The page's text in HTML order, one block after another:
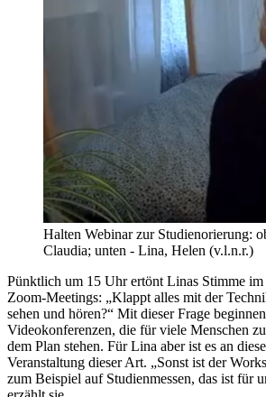
Halten Webinar zur Studienorierung:
Claudia; unten - Lina, Helen (v.l.n.r.)
Pünktlich um 15 Uhr ertönt Linas Stimme
Zoom-Meetings: „Klappt alles mit der
sehen und hören?“ Mit dieser Frage
Videokonferenzen, die für viele Menschen
dem Plan stehen. Für Lina aber ist es an
Veranstaltung dieser Art. „Sonst ist der
zum Beispiel auf Studienmessen, das ist für